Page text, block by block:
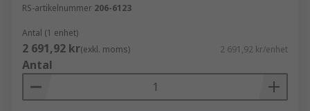
RS-artikelnummer 206-6123
Antal (1 enhet)
2 691,92 kr(exkl. moms) 2 691,92 kr/enhet
Antal